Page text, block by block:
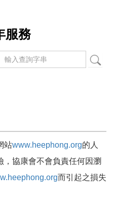
服務
form
搜尋
站www.heephong.org的人
，協康會不會負責任何因瀏
而引起之損失